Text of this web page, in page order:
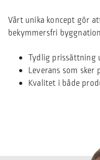
Vårt unika koncept gör
bekymmersfri
Tydlig prissättning
Leverans som sker
Kvalitet i både